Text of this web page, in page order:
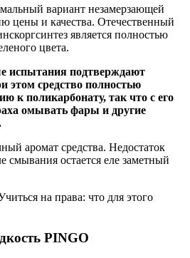
вариант незамерзающей
цены и качества. Отечественный
является полностью
цвета.
испытания подтверждают
этом средство полностью
к поликарбонату, так что с его
омывать фары и другие
аромат средства. Недостаток
смывания остается еле заметный
на права: что для этого
PINGO